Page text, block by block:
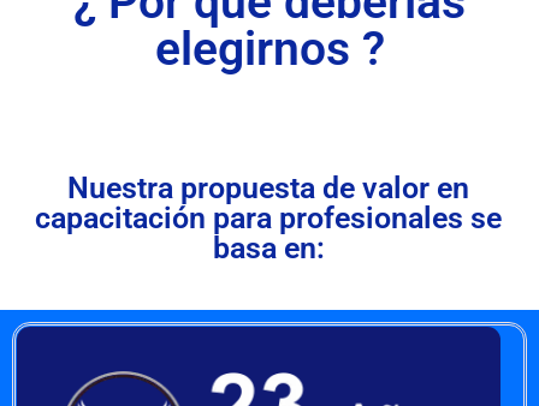
elegirnos ?
Nuestra propuesta de valor en
capacitación para profesionales se
basa en: